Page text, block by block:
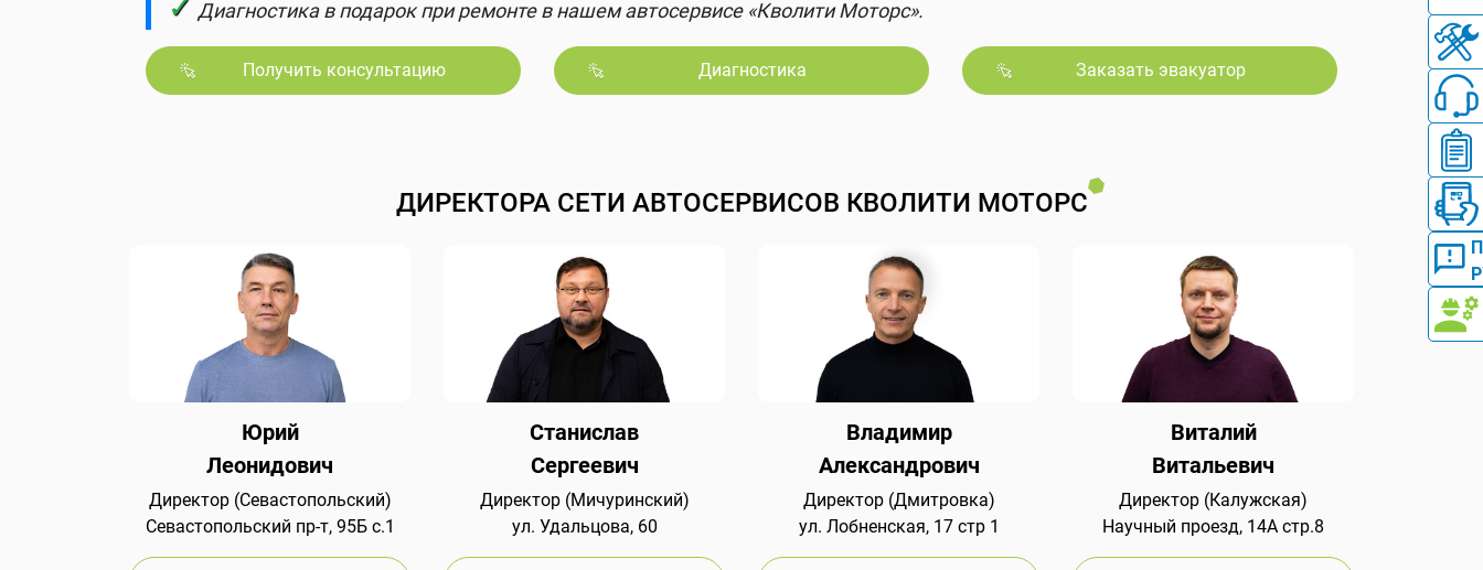
✓ Диагностика в подарок при ремонте в нашем автосервисе «Кволити Моторс».
Получить консультацию Диагностика Заказать эвакуатор
ДИРЕКТОРА СЕТИ АВТОСЕРВИСОВ КВОЛИТИ МОТОРС
Юрий
Леонидович
Директор (Севастопольский)
Севастопольский пр-т, 95Б с.1
Станислав
Сергеевич
Директор (Мичуринский)
ул. Удальцова, 60
Владимир
Александрович
Директор (Дмитровка)
ул. Лобненская, 17 стр 1
Виталий
Витальевич
Директор (Калужская)
Научный проезд, 14А стр.8